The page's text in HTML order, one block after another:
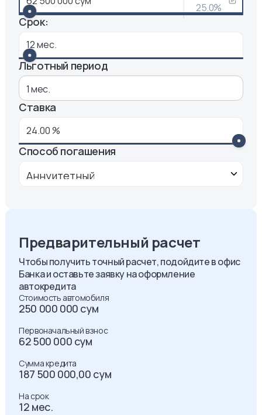
25.0%
Срок:
Льготный период
1мес.
Ставка
Способ погашения
Предварительный расчет
Чтобы получить точный расчет, подойдите в офис
Банка и оставьте заявку на оформление
автокредита
Стоимость автомобиля
250 000 000 сум
Первоначальный взнос
62 500 000 сум
Сумма кредита
187 500 000,00 сум
На срок
12 мес.